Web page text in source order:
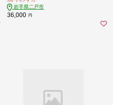
岩手県二戸市
36,000 円